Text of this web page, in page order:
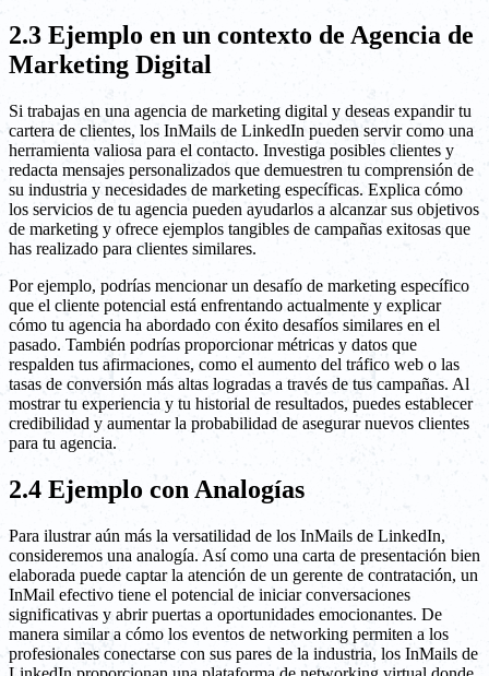
2.3 Ejemplo en un contexto de Agencia de
Marketing Digital
Si trabajas en una agencia de marketing digital y deseas expandir tu
cartera de clientes, los InMails de LinkedIn pueden servir como una
herramienta valiosa para el contacto. Investiga posibles clientes y
redacta mensajes personalizados que demuestren tu comprensión de
su industria y necesidades de marketing específicas. Explica cómo
los servicios de tu agencia pueden ayudarlos a alcanzar sus objetivos
de marketing y ofrece ejemplos tangibles de campañas exitosas que
has realizado para clientes similares.
Por ejemplo, podrías mencionar un desafío de marketing específico
que el cliente potencial está enfrentando actualmente y explicar
cómo tu agencia ha abordado con éxito desafíos similares en el
pasado. También podrías proporcionar métricas y datos que
respalden tus afirmaciones, como el aumento del tráfico web o las
tasas de conversión más altas logradas a través de tus campañas. Al
mostrar tu experiencia y tu historial de resultados, puedes establecer
credibilidad y aumentar la probabilidad de asegurar nuevos clientes
para tu agencia.
2.4 Ejemplo con Analogías
Para ilustrar aún más la versatilidad de los InMails de LinkedIn,
consideremos una analogía. Así como una carta de presentación bien
elaborada puede captar la atención de un gerente de contratación, un
InMail efectivo tiene el potencial de iniciar conversaciones
significativas y abrir puertas a oportunidades emocionantes. De
manera similar a cómo los eventos de networking permiten a los
profesionales conectarse con sus pares de la industria, los InMails de